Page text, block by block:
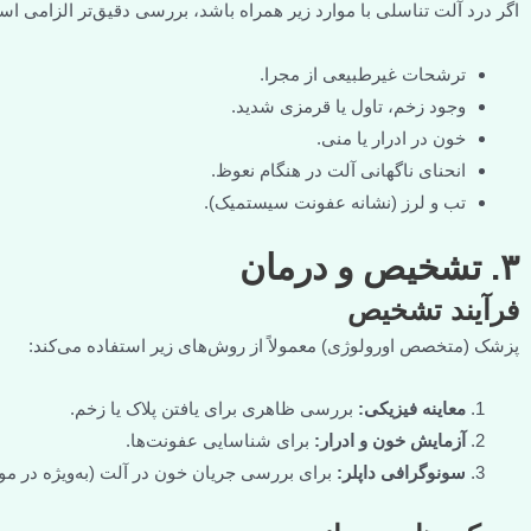
اگر درد آلت تناسلی با موارد زیر همراه باشد، بررسی دقیق‌تر الزامی
ترشحات غیرطبیعی از مجرا.
وجود زخم، تاول یا قرمزی شدید.
خون در ادرار یا منی.
انحنای ناگهانی آلت در هنگام نعوظ.
تب و لرز (نشانه عفونت سیستمیک).
۳. تشخیص و درمان
فرآیند تشخیص
پزشک (متخصص اورولوژی) معمولاً از روش‌های زیر استفاده می‌کند:
معاینه فیزیکی: بررسی ظاهری برای یافتن پلاک یا زخم.
آزمایش خون و ادرار: برای شناسایی عفونت‌ها.
سونوگرافی داپلر: برای بررسی جریان خون در آلت (به‌ویژه در